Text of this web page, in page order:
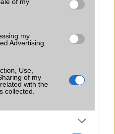
my
Advertising.
Use,
of my
with the
collected.
elején, az Apple továbbra is
készülék kimarad a One
érintett modellekről